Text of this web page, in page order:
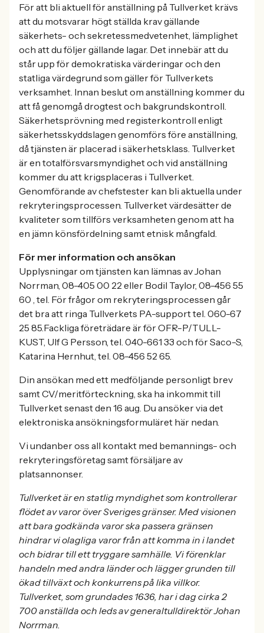
För att bli aktuell för anställning på Tullverket krävs
att du motsvarar högt ställda krav gällande
säkerhets- och sekretessmedvetenhet, lämplighet
och att du följer gällande lagar. Det innebär att du
står upp för demokratiska värderingar och den
statliga värdegrund som gäller för Tullverkets
verksamhet. Innan beslut om anställning kommer du
att få genomgå drogtest och bakgrundskontroll.
Säkerhetsprövning med registerkontroll enligt
säkerhetsskyddslagen genomförs före anställning,
då tjänsten är placerad i säkerhetsklass. Tullverket
är en totalförsvarsmyndighet och vid anställning
kommer du att krigsplaceras i Tullverket.
Genomförande av chefstester kan bli aktuella under
rekryteringsprocessen. Tullverket värdesätter de
kvaliteter som tillförs verksamheten genom att ha
en jämn könsfördelning samt etnisk mångfald.
För mer information och ansökan
Upplysningar om tjänsten kan lämnas av Johan
Norrman, 08-405 00 22 eller Bodil Taylor, 08-456 55
60 , tel. För frågor om rekryteringsprocessen går
det bra att ringa Tullverkets PA-support tel. 060-67
25 85.Fackliga företrädare är för OFR-P/TULL-
KUST, Ulf G Persson, tel. 040-661 33 och för Saco-S,
Katarina Hernhut, tel. 08-456 52 65.
Din ansökan med ett medföljande personligt brev
samt CV/meritförteckning, ska ha inkommit till
Tullverket senast den 16 aug. Du ansöker via det
elektroniska ansökningsformuläret här nedan.
Vi undanber oss all kontakt med bemannings- och
rekryteringsföretag samt försäljare av
platsannonser.
Tullverket är en statlig myndighet som kontrollerar
flödet av varor över Sveriges gränser. Med visionen
att bara godkända varor ska passera gränsen
hindrar vi olagliga varor från att komma in i landet
och bidrar till ett tryggare samhälle. Vi förenklar
handeln med andra länder och lägger grunden till
ökad tillväxt och konkurrens på lika villkor.
Tullverket, som grundades 1636, har i dag cirka 2
700 anställda och leds av generaltulldirektör Johan
Norrman.